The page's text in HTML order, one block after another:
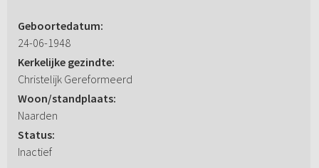
Geboortedatum:
24-06-1948
Kerkelijke gezindte:
Christelijk Gereformeerd
Woon/standplaats:
Naarden
Status:
Inactief